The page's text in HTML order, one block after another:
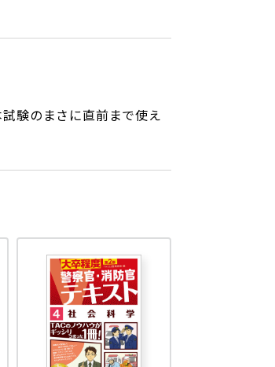
験のまさに直前まで使え